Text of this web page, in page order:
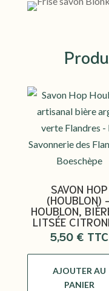
SAVON HOP
(HOUBLON)
HOUBLON,
LITSÉE
5,50 €
AJOUTER AU
PANIER